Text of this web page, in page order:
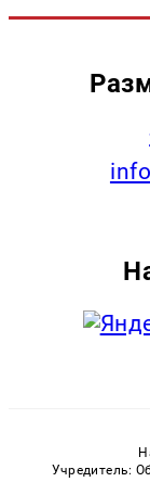
Учредитель: